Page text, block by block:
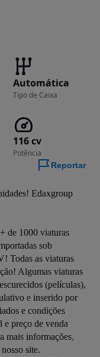
Automática
Tipo de Caixa
116 cv
Potência
Reportar
Edaxgroup
de 1000 viaturas
sob
Todas as viaturas
Algumas viaturas
(películas),
e inserido por
e condições
e preço de venda
mais informações,
site.